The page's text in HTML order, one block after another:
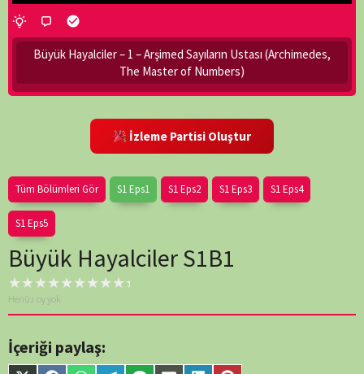
Büyük Hayalciler – 1 – Arşimed Sayıların Ustası (Archimedes,
The Master of Numbers)
İzleme Partisi Oluştur
Tüm Bölümleri Gör S1 Eps1 S1 Eps2 S1 Eps3 S1 Eps4
S1 Eps5
Büyük Hayalciler S1B1
Henüz oy yok
İçeriği paylaş: